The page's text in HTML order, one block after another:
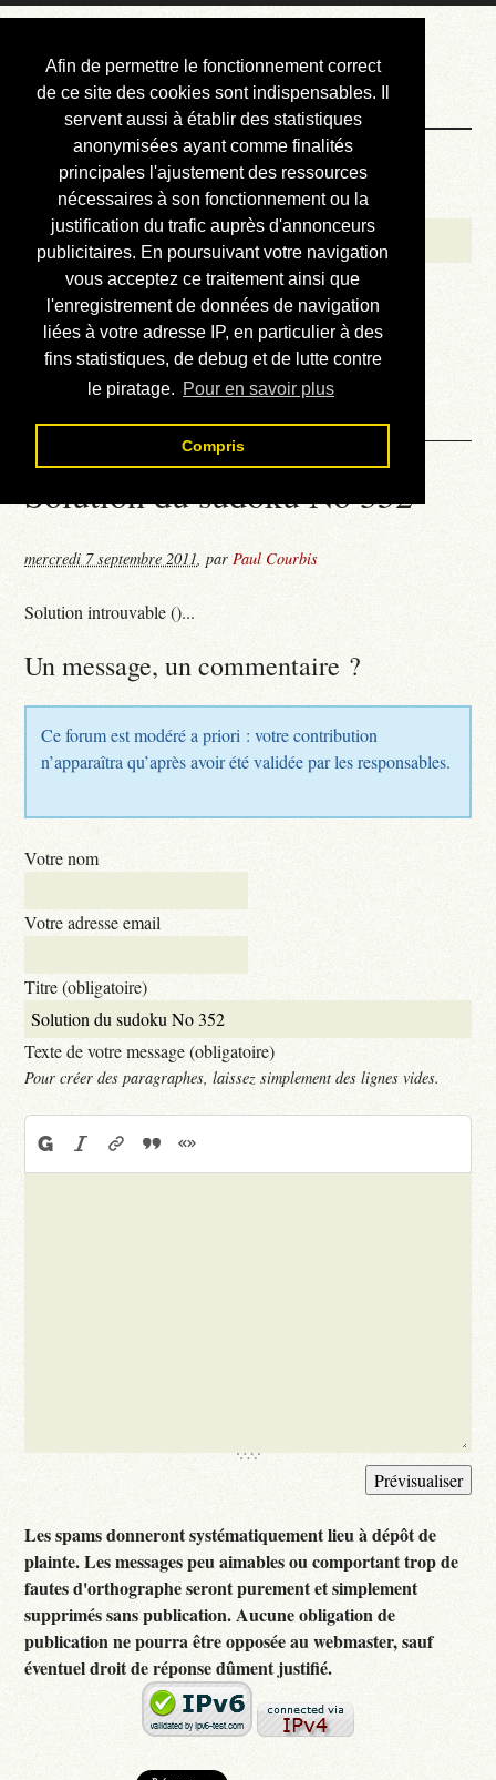
Afin de permettre le fonctionnement correct
de ce site des cookies sont indispensables. Il
servent aussi à établir des statistiques
anonymisées ayant comme finalités
principales l'ajustement des ressources
nécessaires à son fonctionnement ou la
justification du trafic auprès d'annonceurs
publicitaires. En poursuivant votre navigation
vous acceptez ce traitement ainsi que
l'enregistrement de données de navigation
liées à votre adresse IP, en particulier à des
fins statistiques, de debug et de lutte contre
le piratage. Pour en savoir plus
Compris
Courbis, « LE »
Blog Officiel
Bienvenue
Réalisations
Divers (et d’été)
Annonces
Liens externes
Téléchargement
Contact
Solution du sudoku No 352
mercredi 7 septembre 2011,parPaul Courbis
Solution introuvable ()...
Un message, un commentaire ?
Ce forum est modéré a priori : votre contribution
n’apparaîtra qu’après avoir été validée par les responsables.
Votre nom
Votre adresse email
Titre (obligatoire)
Texte de votre message (obligatoire)
Pour créer des paragraphes, laissez simplement des lignes vides.
Les spams donneront systématiquement lieu à dépôt de
plainte. Les messages peu aimables ou comportant trop de
fautes d'orthographe seront purement et simplement
supprimés sans publication. Aucune obligation de
publication ne pourra être opposée au webmaster, sauf
éventuel droit de réponse dûment justifié.